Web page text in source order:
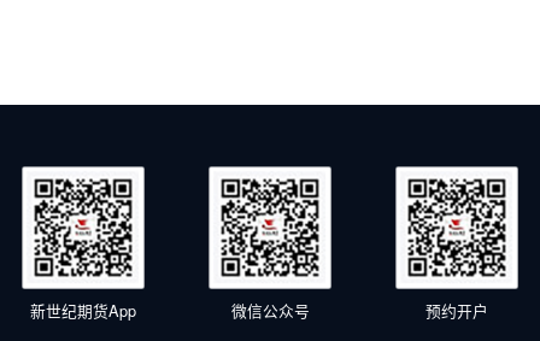
新世纪期货App 微信公众号 预约开户